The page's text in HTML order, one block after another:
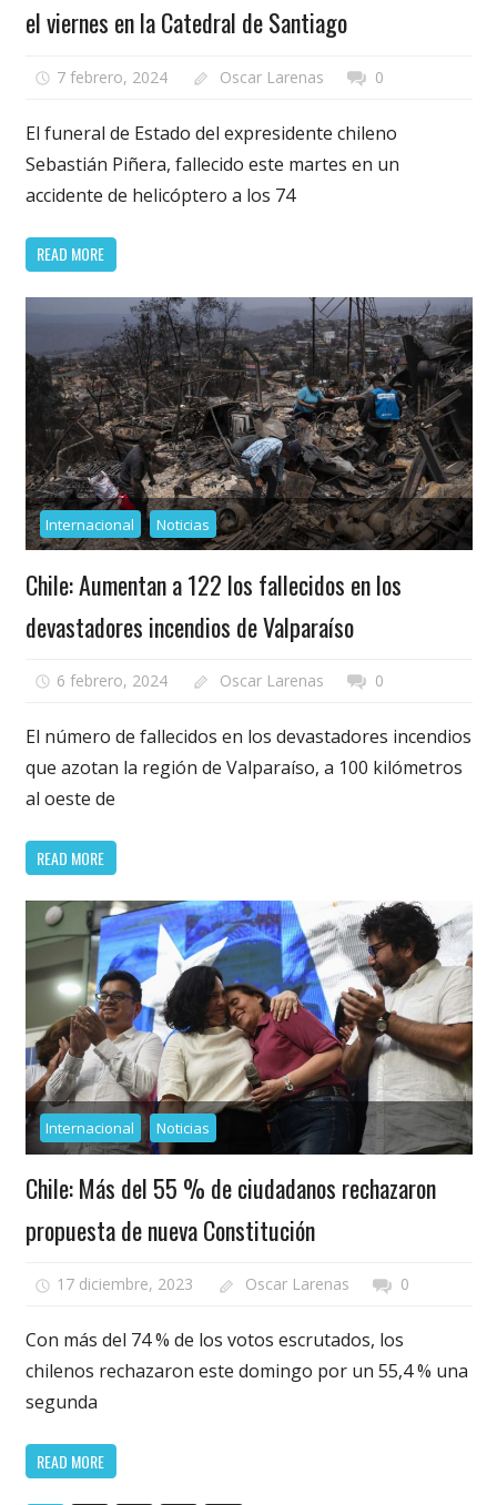
el viernes en la Catedral de Santiago
7 febrero, 2024 Oscar Larenas 0
El funeral de Estado del expresidente chileno
Sebastián Piñera, fallecido este martes en un
accidente de helicóptero a los 74
READ MORE
Internacional Noticias
Chile: Aumentan a 122 los fallecidos en los
devastadores incendios de Valparaíso
6 febrero, 2024 Oscar Larenas 0
El número de fallecidos en los devastadores incendios
que azotan la región de Valparaíso, a 100 kilómetros
al oeste de
READ MORE
Internacional Noticias
Chile: Más del 55 % de ciudadanos rechazaron
propuesta de nueva Constitución
17 diciembre, 2023 Oscar Larenas 0
Con más del 74 % de los votos escrutados, los
chilenos rechazaron este domingo por un 55,4 % una
segunda
READ MORE